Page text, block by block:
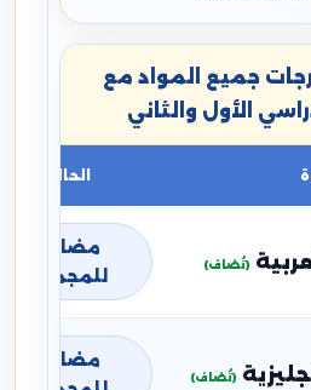
جميع المواد مع
الأول والثاني
الحالة
(تُضاف)
مضافة
للمجموع
(تُضاف)
مضافة